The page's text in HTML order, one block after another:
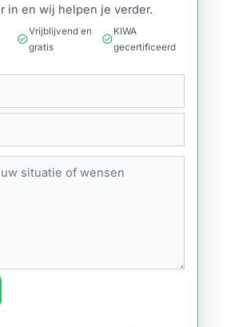
in en wij helpen je verder.
check_circle
Vrijblijvend en
gratis
check_circle
KIWA
gecertificeerd